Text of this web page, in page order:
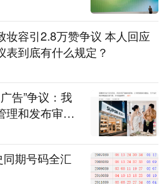
妆容引2.8万赞争议 本人回应
到底有什么规定？
告”争议：我
理和发布审核
期号码全汇